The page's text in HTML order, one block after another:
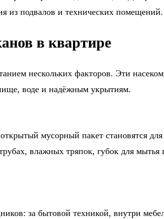
из подвалов и технических помещений.
в квартире
нескольких факторов. Эти
воде и надёжным укрытиям.
мусорный пакет становятся
влажных тряпок, губок для
за бытовой техникой, внутри